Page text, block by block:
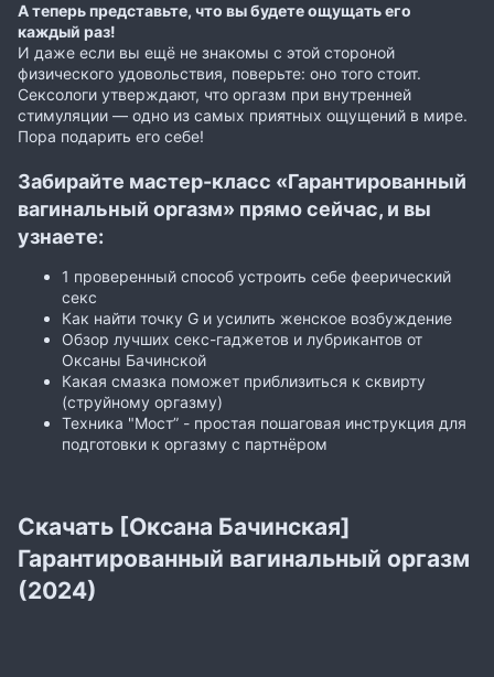
А теперь представьте, что вы будете ощущать его
каждый раз!
И даже если вы ещё не знакомы с этой стороной
физического удовольствия, поверьте: оно того стоит.
Сексологи утверждают, что оргазм при внутренней
стимуляции — одно из самых приятных ощущений в мире.
Пора подарить его себе!
Забирайте мастер-класс «Гарантированный
вагинальный оргазм» прямо сейчас, и вы
узнаете:
1 проверенный способ устроить себе феерический
секс
Как найти точку G и усилить женское возбуждение
Обзор лучших секс-гаджетов и лубрикантов от
Оксаны Бачинской
Какая смазка поможет приблизиться к сквирту
(струйному оргазму)
Техника "Мост” - простая пошаговая инструкция для
подготовки к оргазму с партнёром
Скачать [Оксана Бачинская]
Гарантированный вагинальный оргазм
(2024)